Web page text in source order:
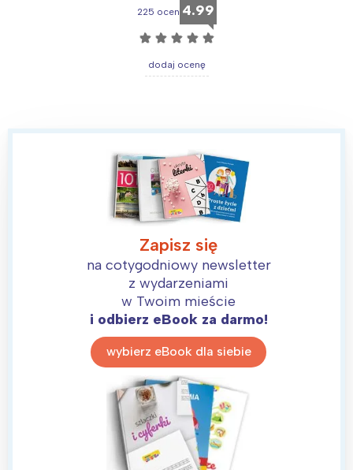
225 ocen 4.99
☆ ☆ ☆ ☆ ☆
dodaj ocenę
Zapisz się
na cotygodniowy newsletter
z wydarzeniami
w Twoim mieście
i odbierz eBook za darmo!
wybierz eBook dla siebie